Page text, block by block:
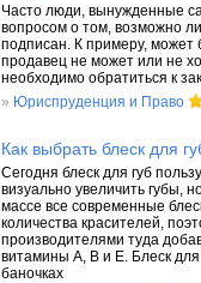
Часто люди, вынужденные
вопросом о том, возможно
подписан. К примеру, может
продавец не может или не
необходимо обратиться к
» Юриспруденция и Право
Как выбрать блеск для
Сегодня блеск для губ
визуально увеличить губы,
массе все современные
количества красителей,
производителями туда
витамины А, В и Е. Блеск
баночках